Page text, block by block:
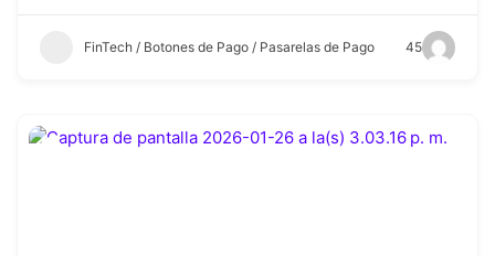
FinTech / Botones de Pago / Pasarelas de Pago 45